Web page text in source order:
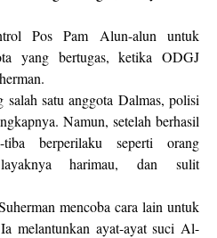
Pos Pam Alun-alun untuk
yang bertugas, ketika ODGJ
salah satu anggota Dalmas, polisi
Namun, setelah berhasil
berperilaku seperti orang
layaknya harimau, dan sulit
mencoba cara lain untuk
melantunkan ayat-ayat suci Al-